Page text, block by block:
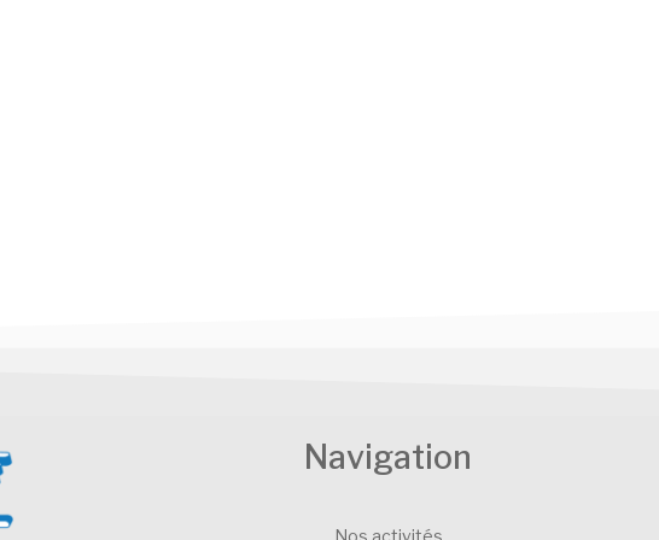
Navigation
Nos activités